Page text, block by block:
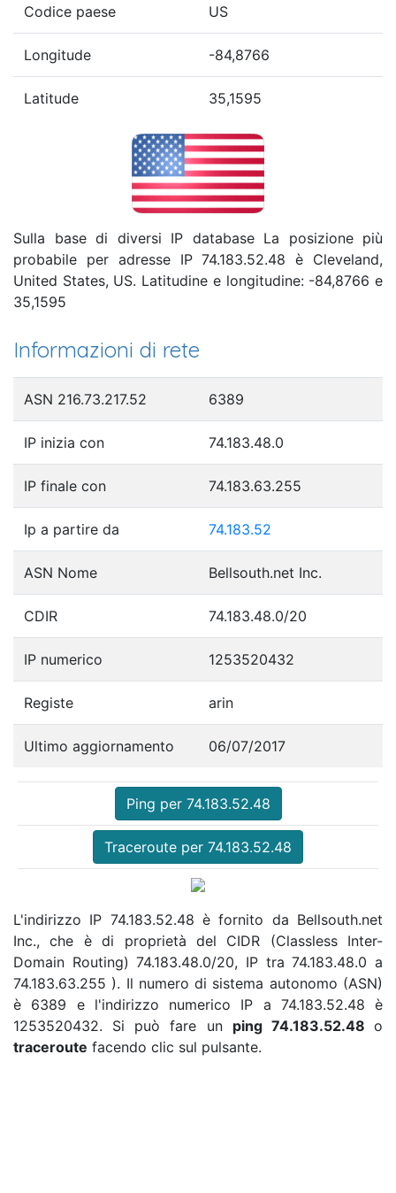
Codice paese US
Longitude -84,8766
Latitude 35,1595
Sulla base di diversi IP database La posizione più
probabile per adresse IP 74.183.52.48 è Cleveland,
United States, US. Latitudine e longitudine: -84,8766 e
35,1595
Informazioni di rete
ASN 216.73.217.52 6389
IP inizia con 74.183.48.0
IP finale con 74.183.63.255
Ip a partire da 74.183.52
ASN Nome Bellsouth.net Inc.
CDIR 74.183.48.0/20
IP numerico 1253520432
Registe arin
Ultimo aggiornamento 06/07/2017
Ping per 74.183.52.48
Traceroute per 74.183.52.48
L'indirizzo IP 74.183.52.48 è fornito da Bellsouth.net
Inc., che è di proprietà del CIDR (Classless Inter-
Domain Routing) 74.183.48.0/20, IP tra 74.183.48.0 a
74.183.63.255 ). Il numero di sistema autonomo (ASN)
è 6389 e l'indirizzo numerico IP a 74.183.52.48 è
1253520432. Si può fare un ping 74.183.52.48o
traceroute facendo clic sul pulsante.